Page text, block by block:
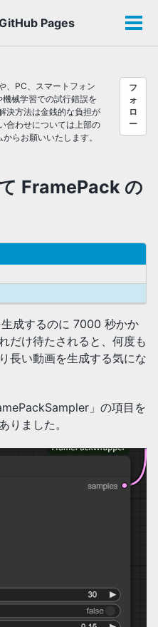
Pages
メ
ニ
ー
、PC、スマートフォン
械学習での試行錯誤を
決方法は金銭的な負担が
合わせについては上部の
らお願いいたします。
フ
ォ
ロ
ー
FramePack の
成するのに 7000 秒かか
だけ待たされると、何度も
長い動画を生成する気にな
」の項目を
りました。